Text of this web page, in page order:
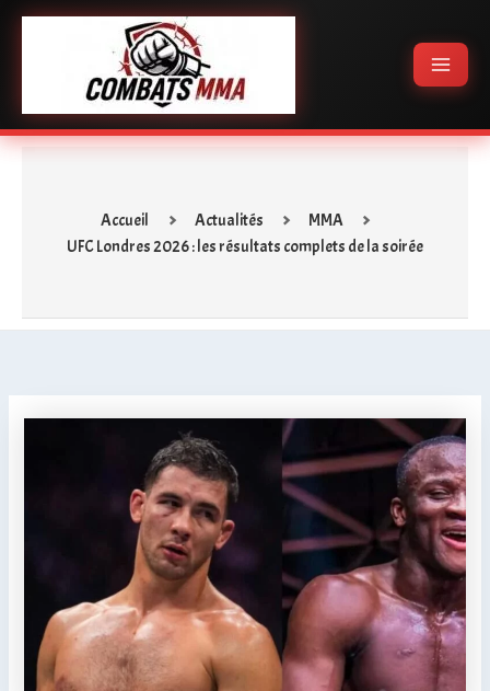
Aller
Menu
Accueil Actualités
MMA
UFC Londres 2026 : les résultats complets de la soirée